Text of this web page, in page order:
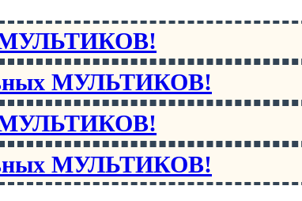
МУЛЬТИКОВ!
МУЛЬТИКОВ!
МУЛЬТИКОВ!
МУЛЬТИКОВ!